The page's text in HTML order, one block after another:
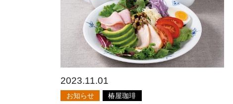
2023.11.01
お知らせ 椿屋珈琲